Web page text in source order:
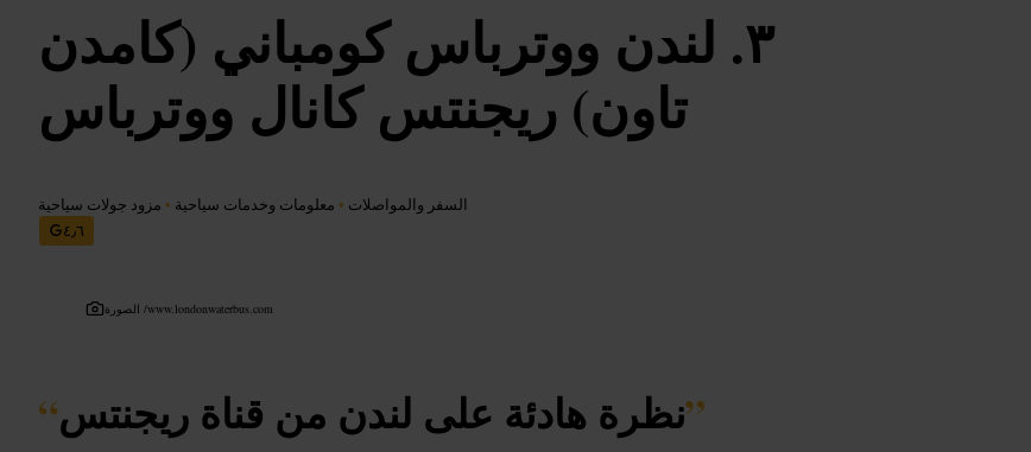
لندن ووترباس كومباني (كامدن
تاون) ريجنتس كانال ووترباس
السفر والمواصلات • معلومات وخدمات سياحية • مزود جولات سياحية
٤٫٦
الصورة /www.londonwaterbus.com
“نظرة هادئة على لندن من قناة ريجنتس”